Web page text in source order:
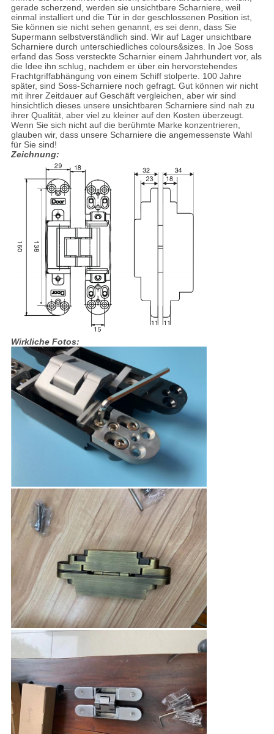
gerade scherzend, werden sie unsichtbare Scharniere, weil
einmal installiert und die Tür in der geschlossenen Position ist,
Sie können sie nicht sehen genannt, es sei denn, dass Sie
Supermann selbstverständlich sind. Wir auf Lager unsichtbare
Scharniere durch unterschiedliches colours&sizes. In Joe Soss
erfand das Soss versteckte Scharnier einem Jahrhundert vor, als
die Idee ihn schlug, nachdem er über ein hervorstehendes
Frachtgriffabhängung von einem Schiff stolperte. 100 Jahre
später, sind Soss-Scharniere noch gefragt. Gut können wir nicht
mit ihrer Zeitdauer auf Geschäft vergleichen, aber wir sind
hinsichtlich dieses unsere unsichtbaren Scharniere sind nah zu
ihrer Qualität, aber viel zu kleiner auf den Kosten überzeugt.
Wenn Sie sich nicht auf die berühmte Marke konzentrieren,
glauben wir, dass unsere Scharniere die angemessenste Wahl
für Sie sind!
Zeichnung:
Wirkliche Fotos: